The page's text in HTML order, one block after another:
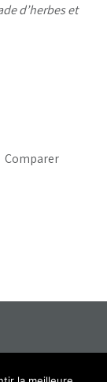
d’herbes et
Comparer